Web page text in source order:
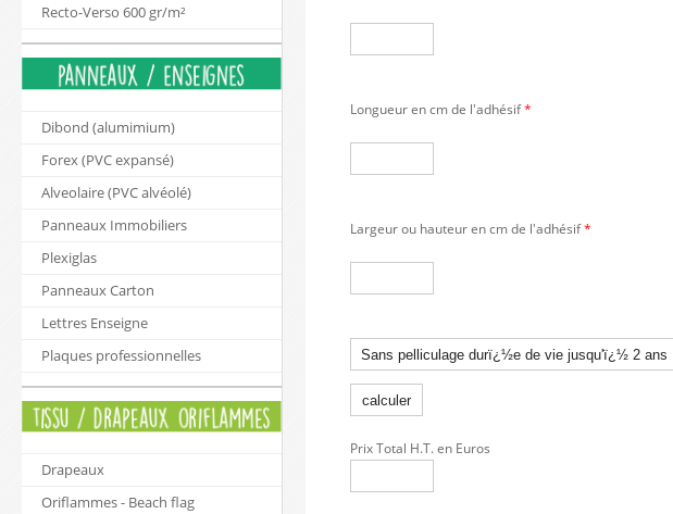
Recto-Verso 600 gr/m²
Dibond (alumimium)
Forex (PVC expansé)
Alveolaire (PVC alvéolé)
Panneaux Immobiliers
Plexiglas
Panneaux Carton
Lettres Enseigne
Plaques professionnelles
Drapeaux
Oriflammes - Beach flag
Longueur en cm de l'adhésif*
Largeur ou hauteur en cm de l'adhésif*
Prix Total H.T. en Euros